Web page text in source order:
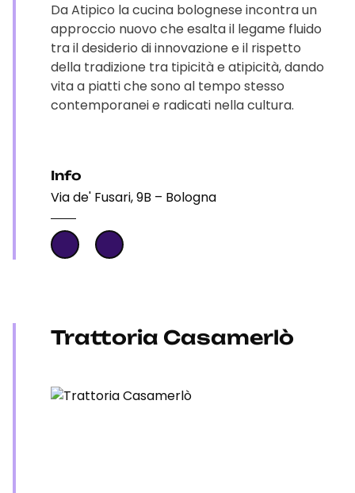
Da Atipico la cucina bolognese incontra un
approccio nuovo che esalta il legame fluido
tra il desiderio di innovazione e il rispetto
della tradizione tra tipicità e atipicità, dando
vita a piatti che sono al tempo stesso
contemporanei e radicati nella cultura.
Info
Via de' Fusari, 9B – Bologna
Trattoria Casamerlò